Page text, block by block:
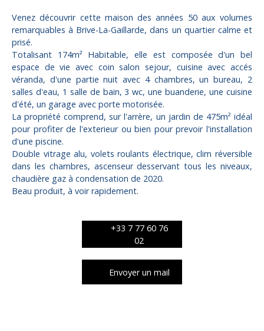
Venez découvrir cette maison des années 50 aux volumes
remarquables à Brive-La-Gaillarde, dans un quartier calme et
prisé.
Totalisant 174m² Habitable, elle est composée d'un bel
espace de vie avec coin salon sejour, cuisine avec accés
véranda, d'une partie nuit avec 4 chambres, un bureau, 2
salles d'eau, 1 salle de bain, 3 wc, une buanderie, une cuisine
d'été, un garage avec porte motorisée.
La propriété comprend, sur l'arrère, un jardin de 475m² idéal
pour profiter de l'exterieur ou bien pour prevoir l'installation
d'une piscine.
Double vitrage alu, volets roulants électrique, clim réversible
dans les chambres, ascenseur desservant tous les niveaux,
chaudière gaz à condensation de 2020.
Beau produit, à voir rapidement.
+33 7 77 60 76
02
Envoyer un mail